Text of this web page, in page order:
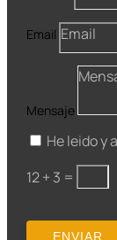
Email
Mensaje
He leido y
12 + 3 =
ENVIAR